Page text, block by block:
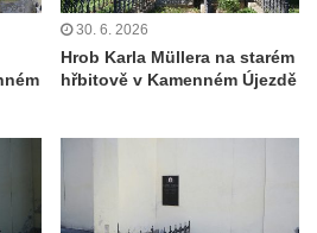
v Kunraticích u
Šluknovem a
nad Lipovou ulicí v
nad Nisou
v Kostelní ulici v
30. 6. 2026
Hrob Karla Müllera na starém
hřbitově v Kamenném Újezdě